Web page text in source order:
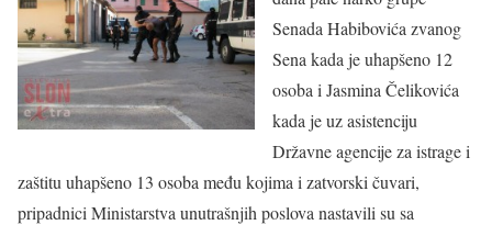
Senada Habibovića zvanog
Sena kada je uhapšeno 12
osoba i Jasmina Čelikovića
kada je uz asistenciju
Državne agencije za istrage i
zaštitu uhapšeno 13 osoba među kojima i zatvorski čuvari,
pripadnici Ministarstva unutrašnjih poslova nastavili su sa